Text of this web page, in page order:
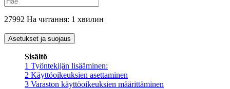
27992 На читання: 1 хвилин
Asetukset ja suojaus
Sisältö
1 Työntekijän lisääminen:
2 Käyttöoikeuksien asettaminen
3 Varaston käyttöoikeuksien määrittäminen